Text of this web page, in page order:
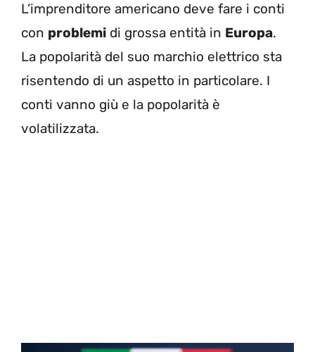
L’imprenditore americano deve fare i conti
con problemi di grossa entità in Europa.
La popolarità del suo marchio elettrico sta
risentendo di un aspetto in particolare. I
conti vanno giù e la popolarità è
volatilizzata.